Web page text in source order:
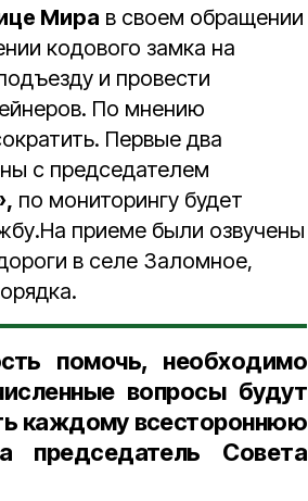
Мира в своем обращении
кодового замка на
и провести
По мнению
Первые два
с председателем
по мониторингу будет
приеме были озвучены
в селе Заломное,
помочь, необходимо
вопросы будут
каждому всестороннюю
председатель Совета